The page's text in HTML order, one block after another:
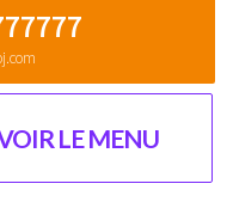
LE MENU